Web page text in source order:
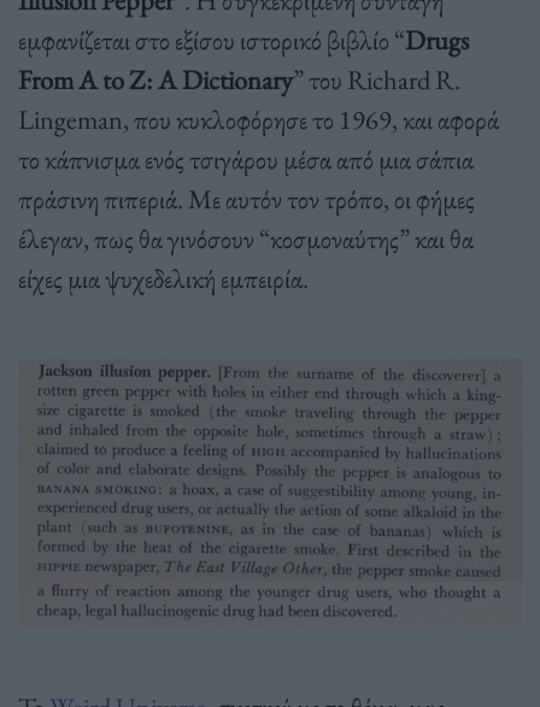
εμφανίζεται στο εξίσου ιστορικό βιβλίο “Drugs
From A to Z: A Dictionary” του Richard R.
Lingeman, που κυκλοφόρησε το 1969, και αφορά
το κάπνισμα ενός τσιγάρου μέσα από μια σάπια
πράσινη πιπεριά. Με αυτόν τον τρόπο, οι φήμες
έλεγαν, πως θα γινόσουν “κοσμοναύτης” και θα
είχες μια ψυχεδελική εμπειρία.